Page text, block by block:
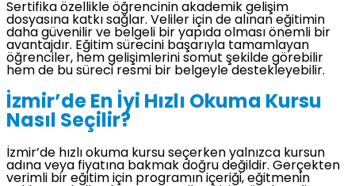
Sertifika özellikle öğrencinin akademik gelişim
dosyasına katkı sağlar. Veliler için de alınan eğitimin
daha güvenilir ve belgeli bir yapıda olması önemli bir
avantajdır. Eğitim sürecini başarıyla tamamlayan
öğrenciler, hem gelişimlerini somut şekilde görebilir
hem de bu süreci resmi bir belgeyle destekleyebilir.
İzmir’de En İyi Hızlı Okuma Kursu
Nasıl Seçilir?
İzmir’de hızlı okuma kursu seçerken yalnızca kursun
adına veya fiyatına bakmak doğru değildir. Gerçekten
verimli bir eğitim için programın içeriği, eğitmenin